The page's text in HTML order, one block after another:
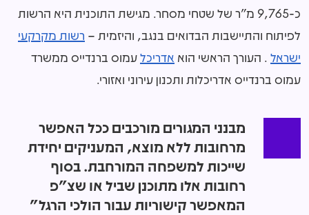
כ-9,765 מ"ר של שטחי מסחר. מגישת התוכנית היא הרשות
לפיתוח והתיישבות הבדואים בנגב, והיזמית – רשות מקרקעי
ישראל . העורך הראשי הוא אדריכלעמוס ברנדייס ממשרד
עמוס ברנדייס אדריכלות ותכנון עירוני ואזורי.
מבנני המגורים מורכבים ככל האפשר
מרחובות ללא מוצא, המעניקים יחידת
שייכות למשפחה המורחבת. בסוף
רחובות אלו מתוכנן שביל או שצ"פ
המאפשר קישוריות עבור הולכי הרגל"